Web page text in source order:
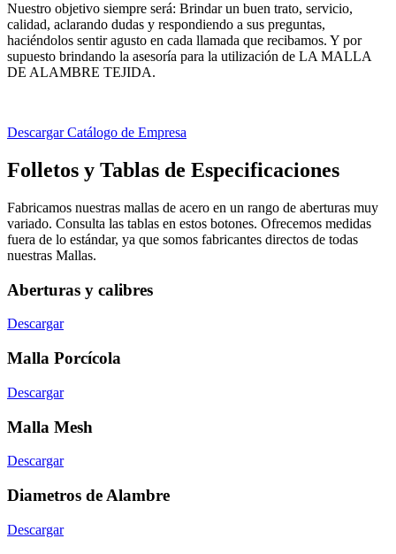
Nuestro objetivo siempre será: Brindar un buen trato, servicio,
calidad, aclarando dudas y respondiendo a sus preguntas,
haciéndolos sentir agusto en cada llamada que recibamos. Y por
supuesto brindando la asesoría para la utilización de LA MALLA
DE ALAMBRE TEJIDA.
Descargar Catálogo de Empresa
Folletos y Tablas de Especificaciones
Fabricamos nuestras mallas de acero en un rango de aberturas muy
variado. Consulta las tablas en estos botones. Ofrecemos medidas
fuera de lo estándar, ya que somos fabricantes directos de todas
nuestras Mallas.
Aberturas y calibres
Descargar
Malla Porcícola
Descargar
Malla Mesh
Descargar
Diametros de Alambre
Descargar